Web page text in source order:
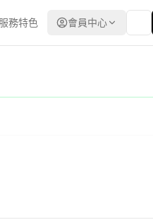
服務特色 會員中心
來源：台灣政府電子採購